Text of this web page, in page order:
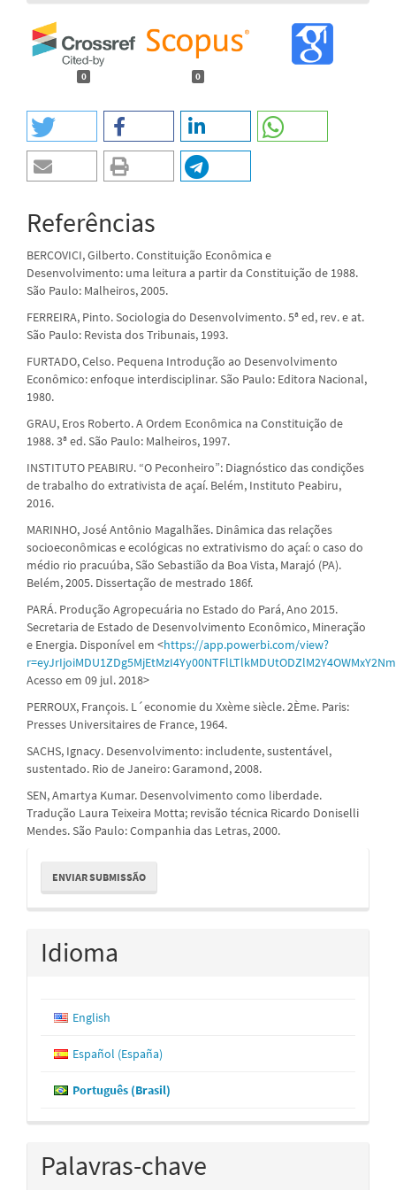
0 0
Referências
BERCOVICI, Gilberto. Constituição Econômica e
Desenvolvimento: uma leitura a partir da Constituição de 1988.
São Paulo: Malheiros, 2005.
FERREIRA, Pinto. Sociologia do Desenvolvimento. 5ª ed, rev. e at.
São Paulo: Revista dos Tribunais, 1993.
FURTADO, Celso. Pequena Introdução ao Desenvolvimento
Econômico: enfoque interdisciplinar. São Paulo: Editora Nacional,
1980.
GRAU, Eros Roberto. A Ordem Econômica na Constituição de
1988. 3ª ed. São Paulo: Malheiros, 1997.
INSTITUTO PEABIRU. “O Peconheiro”: Diagnóstico das condições
de trabalho do extrativista de açaí. Belém, Instituto Peabiru,
2016.
MARINHO, José Antônio Magalhães. Dinâmica das relações
socioeconômicas e ecológicas no extrativismo do açaí: o caso do
médio rio pracuúba, São Sebastião da Boa Vista, Marajó (PA).
Belém, 2005. Dissertação de mestrado 186f.
PARÁ. Produção Agropecuária no Estado do Pará, Ano 2015.
Secretaria de Estado de Desenvolvimento Econômico, Mineração
e Energia. Disponível em <https://app.powerbi.com/view?
Acesso em 09 jul. 2018>
PERROUX, François. L´economie du Xxème siècle. 2Ème. Paris:
Presses Universitaires de France, 1964.
SACHS, Ignacy. Desenvolvimento: includente, sustentável,
sustentado. Rio de Janeiro: Garamond, 2008.
SEN, Amartya Kumar. Desenvolvimento como liberdade.
Tradução Laura Teixeira Motta; revisão técnica Ricardo Doniselli
Mendes. São Paulo: Companhia das Letras, 2000.
Enviar
Submissão
ENVIAR SUBMISSÃO
Idioma
English
Español (España)
Português (Brasil)
Palavras-chave